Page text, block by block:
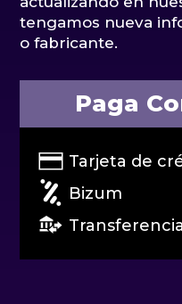
tengamos nueva
o fabricante.
Paga
Tarjeta de
Bizum